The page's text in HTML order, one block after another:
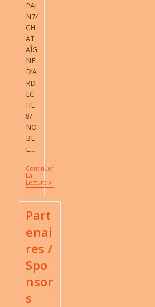
PAI
N7/
CH
AT
AÎG
NE
D’A
RD
EC
HE
8/
NO
BL
E…
Continuer
La
LectureOrdre
Défilé
Part
enai
res /
Spo
nsor
s